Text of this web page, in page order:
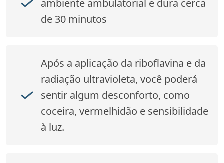
ambiente ambulatorial e dura cerca
de 30 minutos
Após a aplicação da riboflavina e da
radiação ultravioleta, você poderá
sentir algum desconforto, como
coceira, vermelhidão e sensibilidade
à luz.